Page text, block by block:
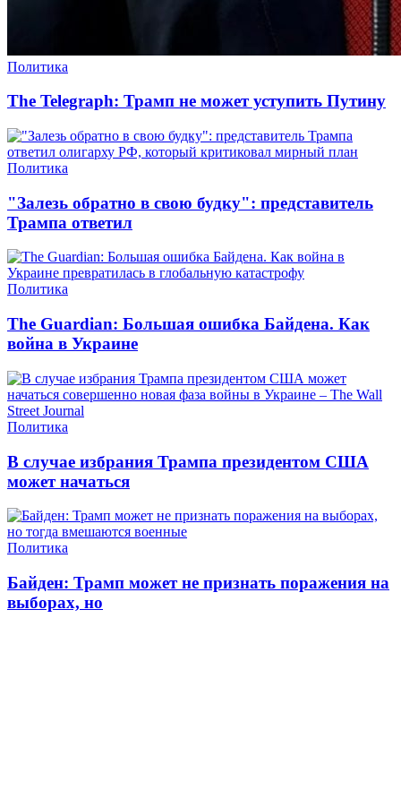
Политика
The Telegraph: Трамп не может уступить Путину
Политика
"Залезь обратно в свою будку": представитель
Трампа ответил
Политика
The Guardian: Большая ошибка Байдена. Как
война в Украине
Политика
В случае избрания Трампа президентом США
может начаться
Политика
Байден: Трамп может не признать поражения на
выборах, но